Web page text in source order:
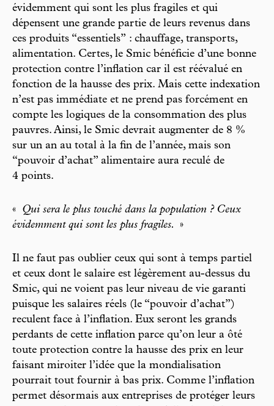
évidemment qui sont les plus fragiles et qui
dépensent une grande partie de leurs revenus dans
ces produits “essentiels” : chauffage, transports,
alimentation. Certes, le Smic bénéficie d’une bonne
protection contre l’inflation car il est réévalué en
fonction de la hausse des prix. Mais cette indexation
n’est pas immédiate et ne prend pas forcément en
compte les logiques de la consommation des plus
pauvres. Ainsi, le Smic devrait augmenter de 8 %
sur un an au total à la fin de l’année, mais son
“pouvoir d’achat” alimentaire aura reculé de
4 points.
«
Qui sera le plus touché dans la population ? Ceux
évidemment qui sont les plus fragiles.
»
Il ne faut pas oublier ceux qui sont à temps partiel
et ceux dont le salaire est légèrement au-dessus du
Smic, qui ne voient pas leur niveau de vie garanti
puisque les salaires réels (le “pouvoir d’achat”)
reculent face à l’inflation. Eux seront les grands
perdants de cette inflation parce qu’on leur a ôté
toute protection contre la hausse des prix en leur
faisant miroiter l’idée que la mondialisation
pourrait tout fournir à bas prix. Comme l’inflation
permet désormais aux entreprises de protéger leurs